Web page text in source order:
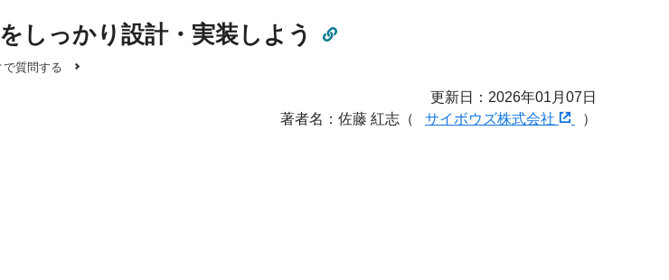
しっかり設計・実装しよう
で質問する
更新日：2026年01月07日
著者名：佐藤 紅志（
サイボウズ株式会社 ）